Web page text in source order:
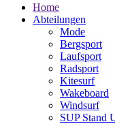
Home
Abteilungen
Mode
Bergsport
Laufsport
Radsport
Kitesurf
Wakeboard
Windsurf
SUP Stand